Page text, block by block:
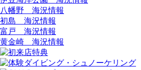
八幡野 海況情報
初島 海況情報
富戸 海況情報
黄金崎 海況情報